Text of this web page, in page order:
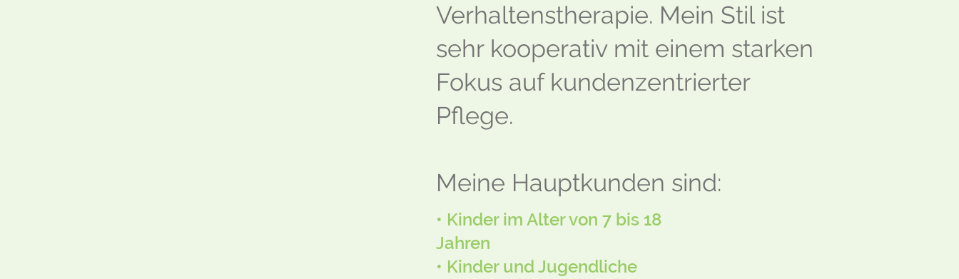
Verhaltenstherapie. Mein Stil ist
sehr kooperativ mit einem starken
Fokus auf kundenzentrierter
Pflege.
Meine Hauptkunden sind:
• Kinder im Alter von 7 bis 18
Jahren
• Kinder und Jugendliche